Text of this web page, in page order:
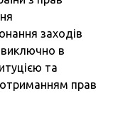
заходів
виключно в
та
прав